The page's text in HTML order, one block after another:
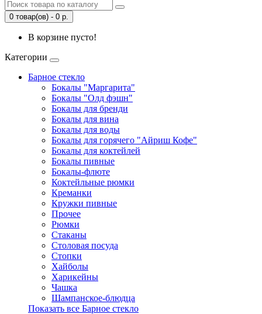
0 товар(ов) - 0 р.
В корзине пусто!
Категории
Барное стекло
Бокалы "Маргарита"
Бокалы "Олд фэшн"
Бокалы для бренди
Бокалы для вина
Бокалы для воды
Бокалы для горячего "Айриш Кофе"
Бокалы для коктейлей
Бокалы пивные
Бокалы-флюте
Коктейльные рюмки
Креманки
Кружки пивные
Прочее
Рюмки
Стаканы
Столовая посуда
Стопки
Хайболы
Харикейны
Чашка
Шампанское-блюдца
Показать все Барное стекло